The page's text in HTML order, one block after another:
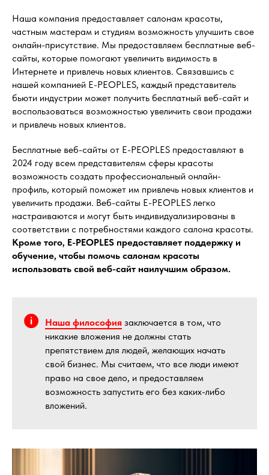
Наша компания предоставляет салонам красоты,
частным мастерам и студиям возможность улучшить свое
онлайн-присутствие. Мы предоставляем бесплатные веб-
сайты, которые помогают увеличить видимость в
Интернете и привлечь новых клиентов. Связавшись с
нашей компанией E-PEOPLES, каждый представитель
бьюти индустрии может получить бесплатный веб-сайт и
воспользоваться возможностью увеличить свои продажи
и привлечь новых клиентов.
Бесплатные веб-сайты от E-PEOPLES предоставляют в
2024 году всем представителям сферы красоты
возможность создать профессиональный онлайн-
профиль, который поможет им привлечь новых клиентов и
увеличить продажи. Веб-сайты E-PEOPLES легко
настраиваются и могут быть индивидуализированы в
соответствии с потребностями каждого салона красоты.
Кроме того, E-PEOPLES предоставляет поддержку и
обучение, чтобы помочь салонам красоты
использовать свой веб-сайт наилучшим образом.
Наша философия заключается в том, что
никакие вложения не должны стать
препятствием для людей, желающих начать
свой бизнес. Мы считаем, что все люди имеют
право на свое дело, и предоставляем
возможность запустить его без каких-либо
вложений.